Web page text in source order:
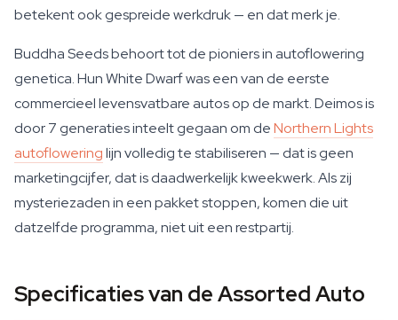
betekent ook gespreide werkdruk — en dat merk je.
Buddha Seeds behoort tot de pioniers in autoflowering
genetica. Hun White Dwarf was een van de eerste
commercieel levensvatbare autos op de markt. Deimos is
door 7 generaties inteelt gegaan om deNorthern Lights
autofloweringlijn volledig te stabiliseren — dat is geen
marketingcijfer, dat is daadwerkelijk kweekwerk. Als zij
mysteriezaden in een pakket stoppen, komen die uit
datzelfde programma, niet uit een restpartij.
Specificaties van de Assorted Auto